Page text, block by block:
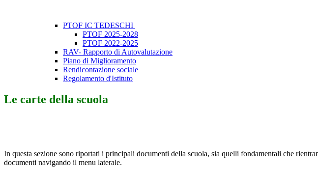
PTOF IC TEDESCHI
PTOF 2025-2028
PTOF 2022-2025
RAV- Rapporto di Autovalutazione
Piano di Miglioramento
Rendicontazione sociale
Regolamento d'Istituto
Le carte della scuola
In questa sezione sono riportati i principali documenti della scuola, sia quelli fondamentali che
documenti navigando il menu laterale.